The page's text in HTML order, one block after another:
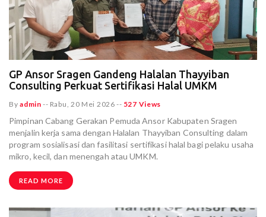
GP Ansor Sragen Gandeng Halalan Thayyiban
Consulting Perkuat Sertifikasi Halal UMKM
Byadmin -- Rabu, 20 Mei 2026 -- 527 Views
Pimpinan Cabang Gerakan Pemuda Ansor Kabupaten Sragen
menjalin kerja sama dengan Halalan Thayyiban Consulting dalam
program sosialisasi dan fasilitasi sertifikasi halal bagi pelaku usaha
mikro, kecil, dan menengah atau UMKM.
READ MORE